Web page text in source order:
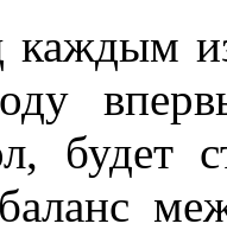
каждым
будет